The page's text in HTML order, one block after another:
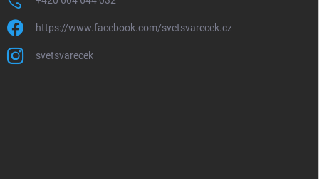
https://www.facebook.com/svetsvarecek.cz
svetsvarecek